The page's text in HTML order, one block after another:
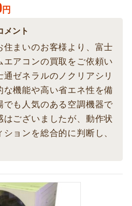
円
メント
住まいのお客様より、富士
エアコンの買取をご依頼い
ゼネラルのノクリアシリ
な機能や高い省エネ性を備
でも人気のある空調機器で
はございましたが、動作状
ョンを総合的に判断し、